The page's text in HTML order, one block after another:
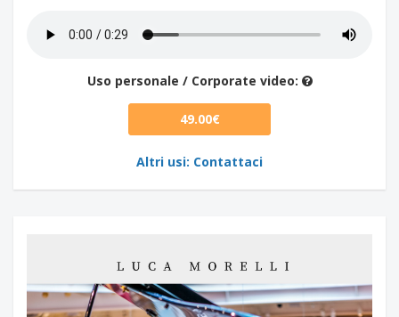
Uso personale / Corporate video:
49.00€
Altri usi: Contattaci